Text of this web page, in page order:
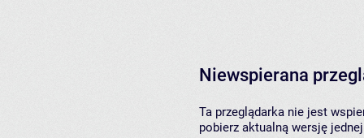
Niewspierana
Ta przeglądarka nie jest
pobierz aktualną wersję